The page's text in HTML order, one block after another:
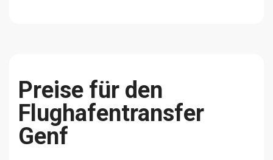
Preise für den
Flughafentransfer
Genf